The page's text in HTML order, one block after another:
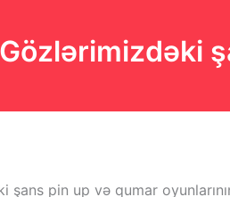
Gözlərimizdəki
şans pin up və qumar